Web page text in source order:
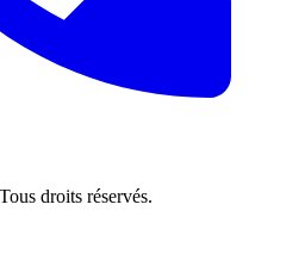
Tous droits réservés.